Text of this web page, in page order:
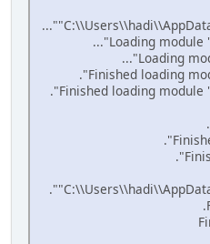
Loading module
Loading
Finished loading
Finished loading module